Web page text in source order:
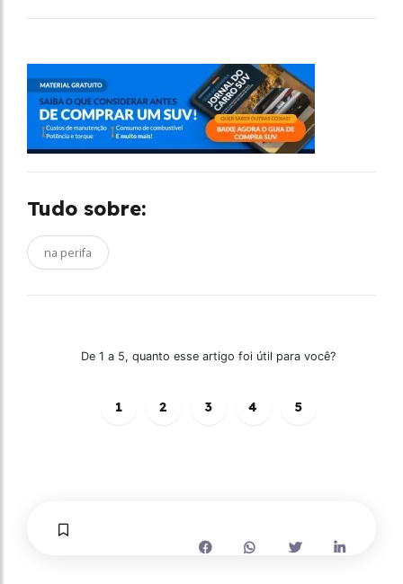
Tudo sobre:
na perifa
De 1 a 5, quanto esse artigo foi útil para você?
1 2 3 4 5